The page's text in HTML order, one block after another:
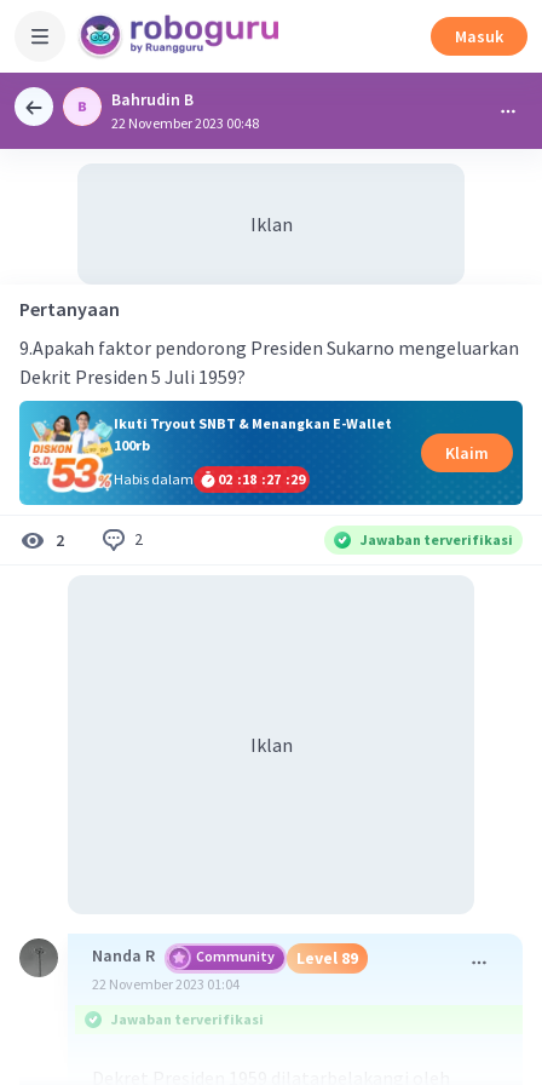
Masuk
Bahrudin B
22 November 2023 00:48
Iklan
Pertanyaan
9.Apakah faktor pendorong Presiden Sukarno mengeluarkan
Dekrit Presiden 5 Juli 1959?
Ikuti Tryout SNBT & Menangkan E-Wallet
100rb
Habis dalam
02 :18 :27 :29
Klaim
2 2 Jawaban terverifikasi
Iklan
Nanda R Community Level 89
22 November 2023 01:04
Jawaban terverifikasi